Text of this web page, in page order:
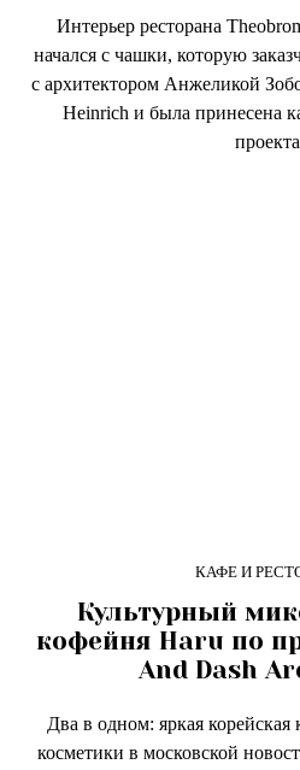
Интерьер ресторана
начался с чашки, которую
с архитектором Анжеликой
Нeinrich и была принесена
КАФЕ И
Культурный
кофейня Haru по
And Dash
Два в одном: яркая
косметики в московской